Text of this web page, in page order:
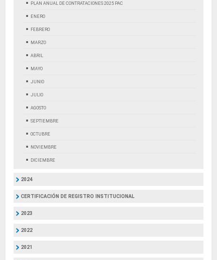
PLAN ANUAL DE CONTRATACIONES 2025 PAC
ENERO
FEBRERO
MARZO
ABRIL
MAYO
JUNIO
JULIO
AGOSTO
SEPTIEMBRE
OCTUBRE
NOVIEMBRE
DICIEMBRE
2024
CERTIFICACIÓN DE REGISTRO INSTITUCIONAL
2023
2022
2021